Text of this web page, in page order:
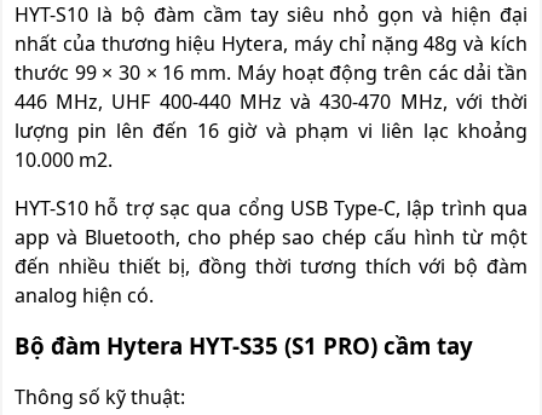
HYT-S10 là bộ đàm cầm tay siêu nhỏ gọn và hiện đại
nhất của thương hiệu Hytera, máy chỉ nặng 48g và kích
thước 99 × 30 × 16 mm. Máy hoạt động trên các dải tần
446 MHz, UHF 400-440 MHz và 430-470 MHz, với thời
lượng pin lên đến 16 giờ và phạm vi liên lạc khoảng
10.000 m2.
HYT-S10 hỗ trợ sạc qua cổng USB Type-C, lập trình qua
app và Bluetooth, cho phép sao chép cấu hình từ một
đến nhiều thiết bị, đồng thời tương thích với bộ đàm
analog hiện có.
Bộ đàm Hytera HYT-S35 (S1 PRO) cầm tay
Thông số kỹ thuật: